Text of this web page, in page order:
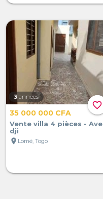
favorite_border
3 années
35 000 000 CFA
Vente villa 4 pièces - Ave
dji
location_on Lomé, Togo